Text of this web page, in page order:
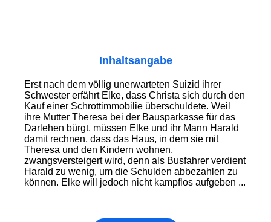
Inhaltsangabe
Erst nach dem völlig unerwarteten Suizid ihrer
Schwester erfährt Elke, dass Christa sich durch den
Kauf einer Schrottimmobilie überschuldete. Weil
ihre Mutter Theresa bei der Bausparkasse für das
Darlehen bürgt, müssen Elke und ihr Mann Harald
damit rechnen, dass das Haus, in dem sie mit
Theresa und den Kindern wohnen,
zwangsversteigert wird, denn als Busfahrer verdient
Harald zu wenig, um die Schulden abbezahlen zu
können. Elke will jedoch nicht kampflos aufgeben ...